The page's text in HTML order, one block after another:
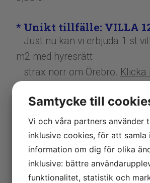
* Unikt tillfälle: VILLA
Just nu kan vi erbjuda 1 st
m2 med hyresrätt
strax norr om Örebro.
* Ny fastighet i vårt
Den 1 oktober köper vi
Tunnbindaren 18 från ÖBO.
Vi hälsar alla våra nya
välkomna till oss.​​​​​​​
Samtycke till
Vi och våra partners använder
inklusive cookies, för att samla
information om dig för olika
inklusive: bättre
funktionalitet, statistik och